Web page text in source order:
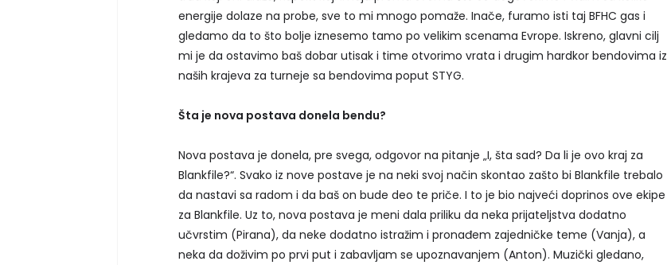
energije dolaze na probe, sve to mi mnogo pomaže. Inače, furamo isti taj BFHC gas i
gledamo da to što bolje iznesemo tamo po velikim scenama Evrope. Iskreno, glavni cilj
mi je da ostavimo baš dobar utisak i time otvorimo vrata i drugim hardkor bendovima iz
naših krajeva za turneje sa bendovima poput STYG.
Šta je nova postava donela bendu?
Nova postava je donela, pre svega, odgovor na pitanje „I, šta sad? Da li je ovo kraj za
Blankfile?“. Svako iz nove postave je na neki svoj način skontao zašto bi Blankfile trebalo
da nastavi sa radom i da baš on bude deo te priče. I to je bio najveći doprinos ove ekipe
za Blankfile. Uz to, nova postava je meni dala priliku da neka prijateljstva dodatno
učvrstim (Pirana), da neke dodatno istražim i pronađem zajedničke teme (Vanja), a
neka da doživim po prvi put i zabavljam se upoznavanjem (Anton). Muzički gledano,